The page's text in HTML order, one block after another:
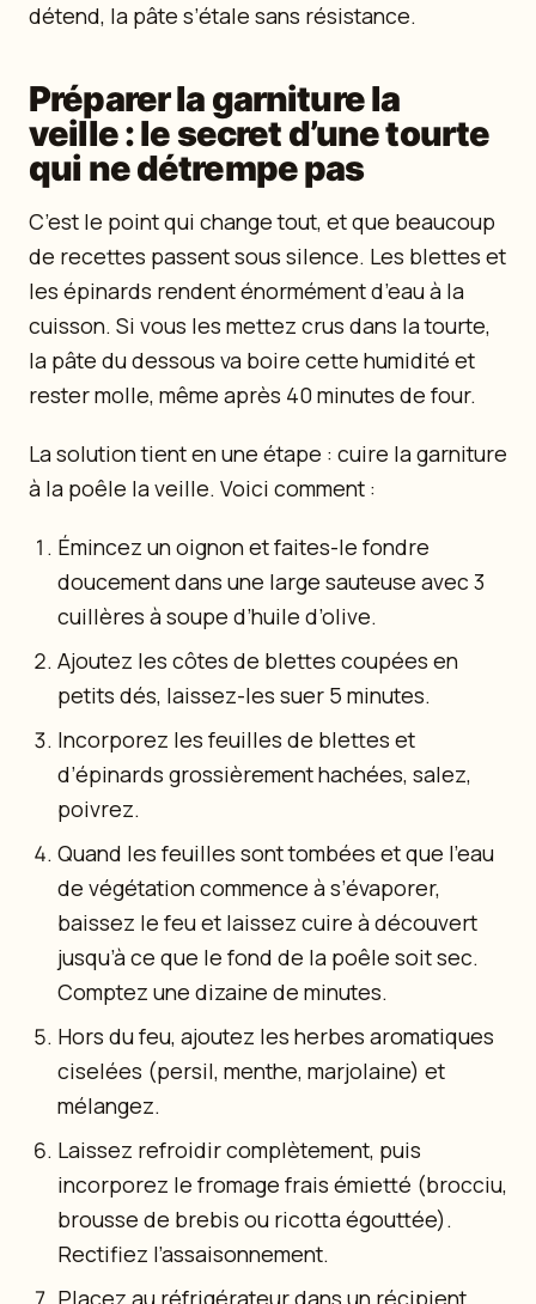
détend, la pâte s’étale sans résistance.
Préparer la garniture la
veille : le secret d’une tourte
qui ne détrempe pas
C’est le point qui change tout, et que beaucoup
de recettes passent sous silence. Les blettes et
les épinards rendent énormément d’eau à la
cuisson. Si vous les mettez crus dans la tourte,
la pâte du dessous va boire cette humidité et
rester molle, même après 40 minutes de four.
La solution tient en une étape : cuire la garniture
à la poêle la veille. Voici comment :
Émincez un oignon et faites-le fondre
doucement dans une large sauteuse avec 3
cuillères à soupe d’huile d’olive.
Ajoutez les côtes de blettes coupées en
petits dés, laissez-les suer 5 minutes.
Incorporez les feuilles de blettes et
d’épinards grossièrement hachées, salez,
poivrez.
Quand les feuilles sont tombées et que l’eau
de végétation commence à s’évaporer,
baissez le feu et laissez cuire à découvert
jusqu’à ce que le fond de la poêle soit sec.
Comptez une dizaine de minutes.
Hors du feu, ajoutez les herbes aromatiques
ciselées (persil, menthe, marjolaine) et
mélangez.
Laissez refroidir complètement, puis
incorporez le fromage frais émietté (brocciu,
brousse de brebis ou ricotta égouttée).
Rectifiez l’assaisonnement.